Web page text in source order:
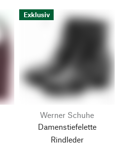
Exklusiv
Werner Schuhe
Damenstiefelette
Rindleder